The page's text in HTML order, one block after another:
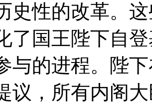
史性的改革。
了国王陛下自
与的进程。陛
议，所有内阁